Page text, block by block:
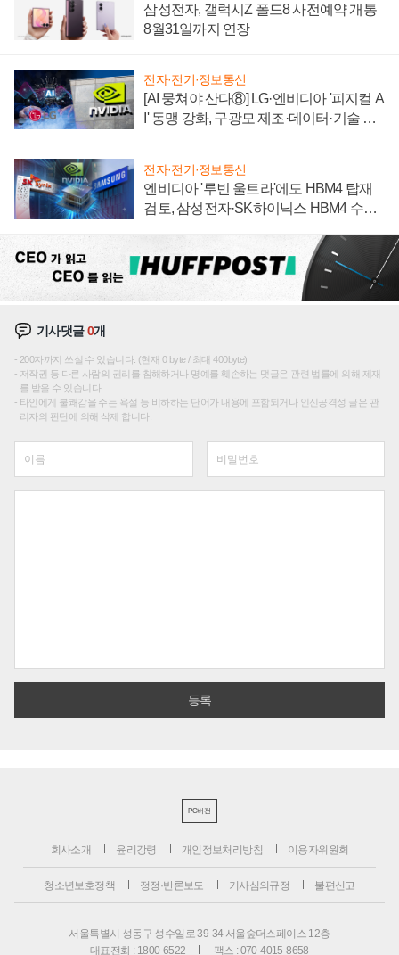
삼성전자, 갤럭시Z 폴드8 사전예약 개통
8월31일까지 연장
전자·전기·정보통신
[AI 뭉쳐야 산다⑧] LG·엔비디아 '피지컬 A
I' 동맹 강화, 구광모 제조·데이터·기술 결
전자·전기·정보통신
엔비디아 '루빈 울트라'에도 HBM4 탑재
검토, 삼성전자·SK하이닉스 HBM4 수율
기사댓글0개
200자까지 쓰실 수 있습니다. (현재 0 byte / 최대 400byte)
저작권 등 다른 사람의 권리를 침해하거나 명예를 훼손하는 댓글은 관련 법률에 의해 제재
를 받을 수 있습니다.
타인에게 불쾌감을 주는 욕설 등 비하하는 단어가 내용에 포함되거나 인신공격성 글은 관
리자의 판단에 의해 삭제 합니다.
PC버전
회사소개 윤리강령 개인정보처리방침 이용자위원회
청소년보호정책 정정·반론보도 기사심의규정 불편신고
서울특별시 성동구 성수일로 39-34 서울숲더스페이스 12층
대표전화 : 1800-6522
팩스 : 070-4015-8658